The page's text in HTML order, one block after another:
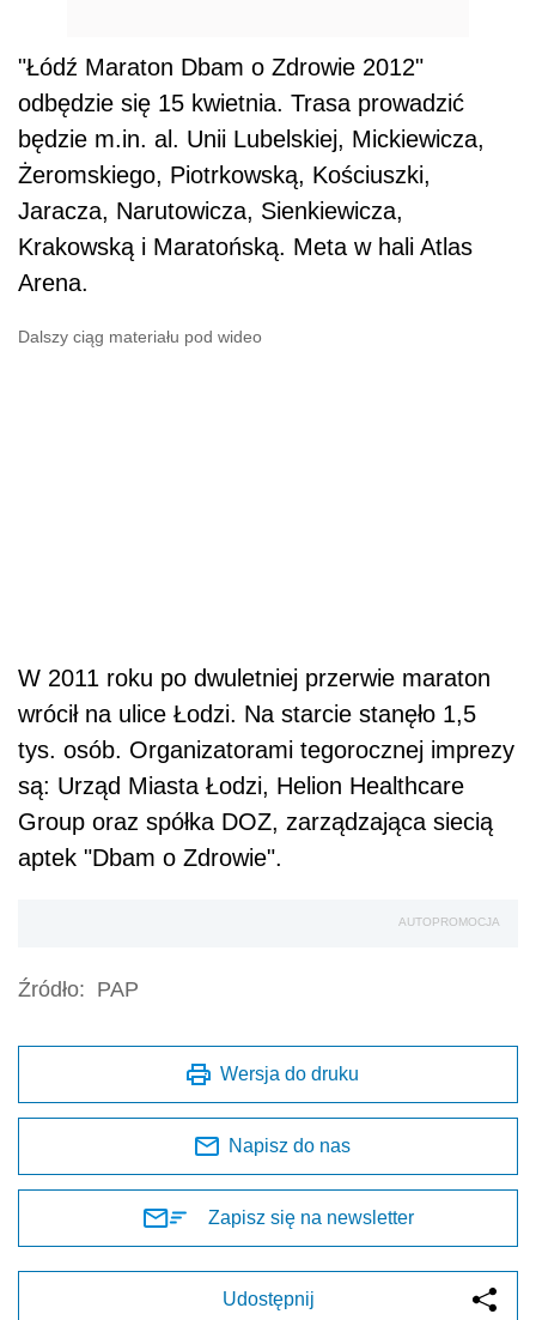
"Łódź Maraton Dbam o Zdrowie 2012"
odbędzie się 15 kwietnia. Trasa prowadzić
będzie m.in. al. Unii Lubelskiej, Mickiewicza,
Żeromskiego, Piotrkowską, Kościuszki,
Jaracza, Narutowicza, Sienkiewicza,
Krakowską i Maratońską. Meta w hali Atlas
Arena.
Dalszy ciąg materiału pod wideo
W 2011 roku po dwuletniej przerwie maraton
wrócił na ulice Łodzi. Na starcie stanęło 1,5
tys. osób. Organizatorami tegorocznej imprezy
są: Urząd Miasta Łodzi, Helion Healthcare
Group oraz spółka DOZ, zarządzająca siecią
aptek "Dbam o Zdrowie".
AUTOPROMOCJA
Źródło: PAP
Wersja do druku
Napisz do nas
Zapisz się na newsletter
Udostępnij